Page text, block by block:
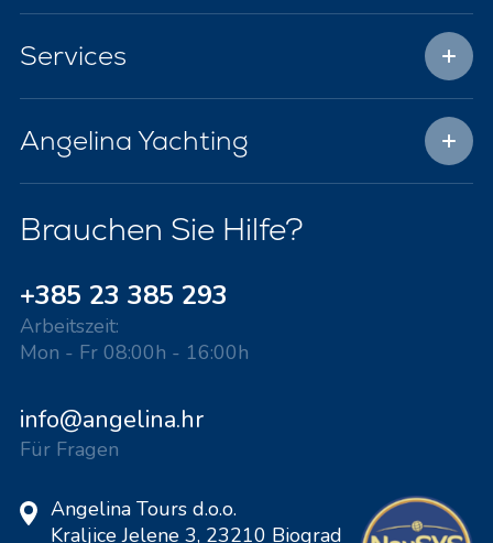
Services
Angelina Yachting
Brauchen Sie Hilfe?
+385 23 385 293
Arbeitszeit:
Mon - Fr 08:00h - 16:00h
info@angelina.hr
Für Fragen
Angelina Tours d.o.o.
Kraljice Jelene 3, 23210 Biograd